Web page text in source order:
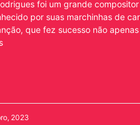
foi um grande
por suas marchinhas de
que fez sucesso não apenas
2023